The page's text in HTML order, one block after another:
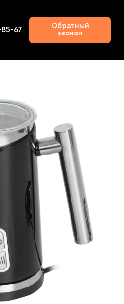
85-67
Обратный
звонок